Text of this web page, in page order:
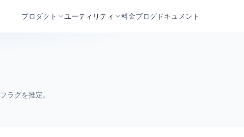
プロダクト ユーティリティ 料金ブログ ドキュメント
ラグを推定。